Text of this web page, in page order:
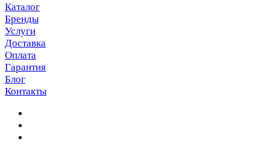
Каталог
Бренды
Услуги
Доставка
Оплата
Гарантия
Блог
Контакты